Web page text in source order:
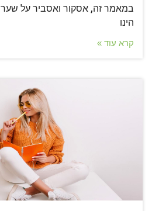
במאמר זה, אסקור ואסביר על
הינו
קרא עוד »